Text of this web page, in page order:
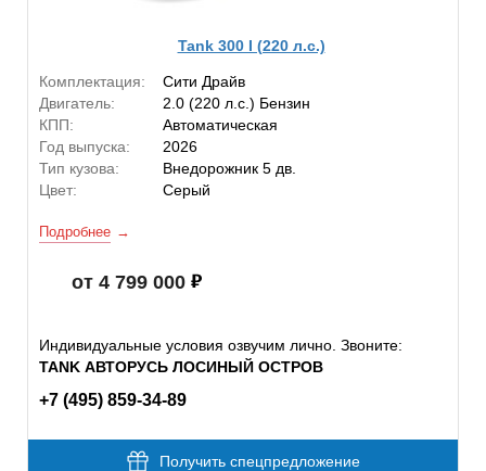
Tank 300 I (220 л.с.)
Комплектация:
Сити Драйв
Двигатель:
2.0 (220 л.с.) Бензин
КПП:
Автоматическая
Год выпуска:
2026
Тип кузова:
Внедорожник 5 дв.
Цвет:
Серый
Подробнее
от 4 799 000
Индивидуальные условия озвучим лично. Звоните:
TANK АВТОРУСЬ ЛОСИНЫЙ ОСТРОВ
+7 (495) 859-34-89
Получить спецпредложение